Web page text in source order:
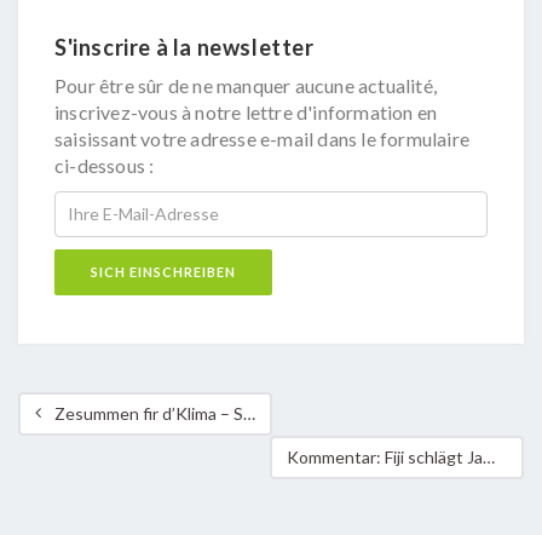
S'inscrire à la newsletter
Pour être sûr de ne manquer aucune actualité,
inscrivez-vous à notre lettre d'information en
saisissant votre adresse e-mail dans le formulaire
ci-dessous :
Zesummen fir d’Klima – Start des Klimaconcours für Vereine
Kommentar: Fiji schlägt Jamaica